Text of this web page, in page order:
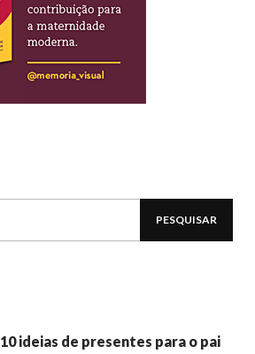
10 ideias de presentes para o pai